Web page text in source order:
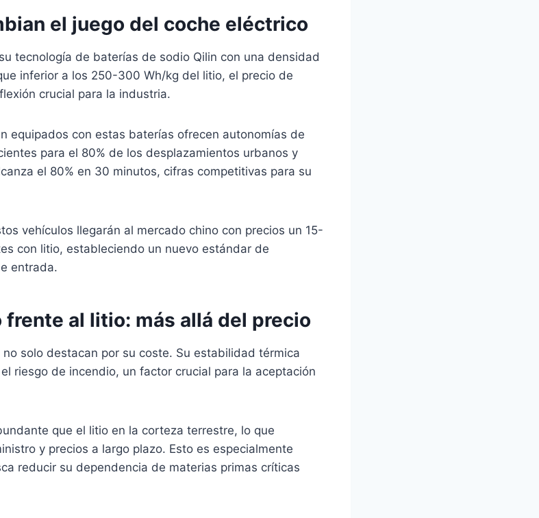
el juego del coche eléctrico
tecnología de baterías de sodio Qilin con una densidad
inferior a los 250-300 Wh/kg del litio, el precio de
crucial para la industria.
equipados con estas baterías ofrecen autonomías de
para el 80% de los desplazamientos urbanos y
el 80% en 30 minutos, cifras competitivas para su
vehículos llegarán al mercado chino con precios un 15-
con litio, estableciendo un nuevo estándar de
entrada.
al litio: más allá del precio
solo destacan por su coste. Su estabilidad térmica
riesgo de incendio, un factor crucial para la aceptación
que el litio en la corteza terrestre, lo que
y precios a largo plazo. Esto es especialmente
reducir su dependencia de materias primas críticas